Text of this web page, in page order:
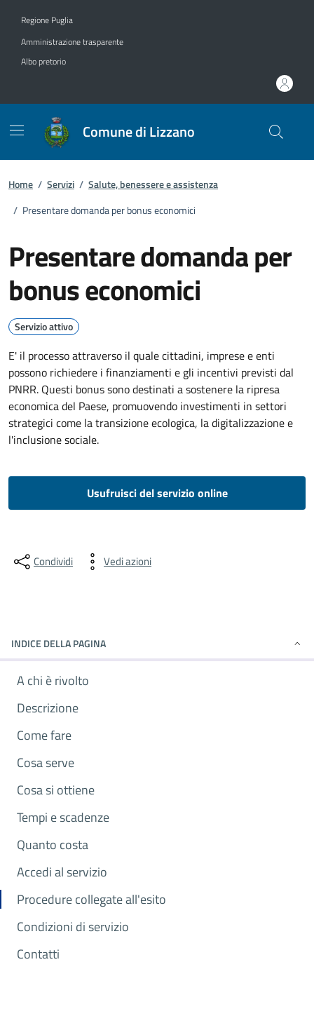
Regione Puglia
Amministrazione trasparente
Albo pretorio
Comune di Lizzano
Home / Servizi / Salute, benessere e assistenza
/ Presentare domanda per bonus economici
Presentare domanda per
bonus economici
Servizio attivo
E' il processo attraverso il quale cittadini, imprese e enti
possono richiedere i finanziamenti e gli incentivi previsti dal
PNRR. Questi bonus sono destinati a sostenere la ripresa
economica del Paese, promuovendo investimenti in settori
strategici come la transizione ecologica, la digitalizzazione e
l'inclusione sociale.
Usufruisci del servizio online
Condividi Vedi azioni
INDICE DELLA PAGINA
A chi è rivolto
Descrizione
Come fare
Cosa serve
Cosa si ottiene
Tempi e scadenze
Quanto costa
Accedi al servizio
Procedure collegate all'esito
Condizioni di servizio
Contatti